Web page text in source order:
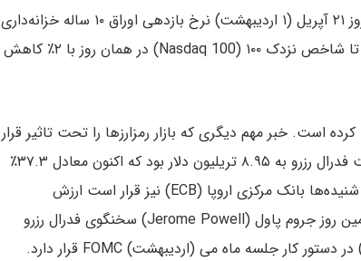
و به نقل از کوین تلگراف، در روز ۲۱ آپریل (۱ اردیبهشت) نرخ بازدهی اوراق ۱۰ ساله خزانه‌داری
آمریکا به ۲.۹٪ افزایش یافت. همین موضوع کافی بود تا شاخص نزدک ۱۰۰ (Nasdaq 100) در همان روز با ۲٪ کاهش
است. خبر مهم دیگری که بازار رمزارزها را تحت تاثیر قرار
داد، مربوط به کاهش دارایی‌های خریداری شده از سمت فدرال رزرو به ۸.۹۵ تریلیون دلار بود که اکنون معادل ۳۷.۳٪
تولید ناخالص ملی (GDP) ایالات متحده است. مطابق شنیده‌ها بانک مرکزی اروپا (ECB) نیز قرار است ارزش
دارایی‌های خود را از ۱۰ تریلیون دلار کاهش دهد. در همین روز جروم پاول (Jerome Powell) سخنگوی فدرال رزرو
اعلام کرد که افزایش نرخ بهره به میزان ۵۰ واحد (۰.۵٪) در دستور کار جلسه ماه می (اردیبهشت) FOMC قرار دارد.